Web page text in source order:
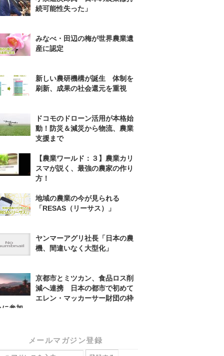
続可能性失った」
みなべ・田辺の梅が世界農業遺
産に認定
新しい農研機構が誕生 体制を
刷新、成果の社会還元を重視
ドコモのドローン活用が本格始
動！防災＆減災から物流、農業
支援まで
【農業ワールド：３】農業カリ
スマが説く、最強の農家の作り
方！
地域の農業の今が見られる
「RESAS（リーサス）」
ヤンマーアグリ社長「日本の農
機、間違いなく大型化」
京都市とミツカン、食品ロス削
減へ連携 日本の都市で初めて
エレン・マッカーサー財団の枠
に参加
メールマガジン登録